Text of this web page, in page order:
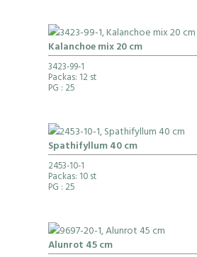
Kalanchoe mix 20 cm
3423-99-1
Packas: 12 st
PG : 25
Spathifyllum 40 cm
2453-10-1
Packas: 10 st
PG : 25
Alunrot 45 cm